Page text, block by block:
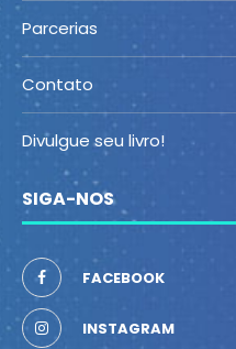
Parcerias
Contato
Divulgue seu livro!
SIGA-NOS
FACEBOOK
INSTAGRAM